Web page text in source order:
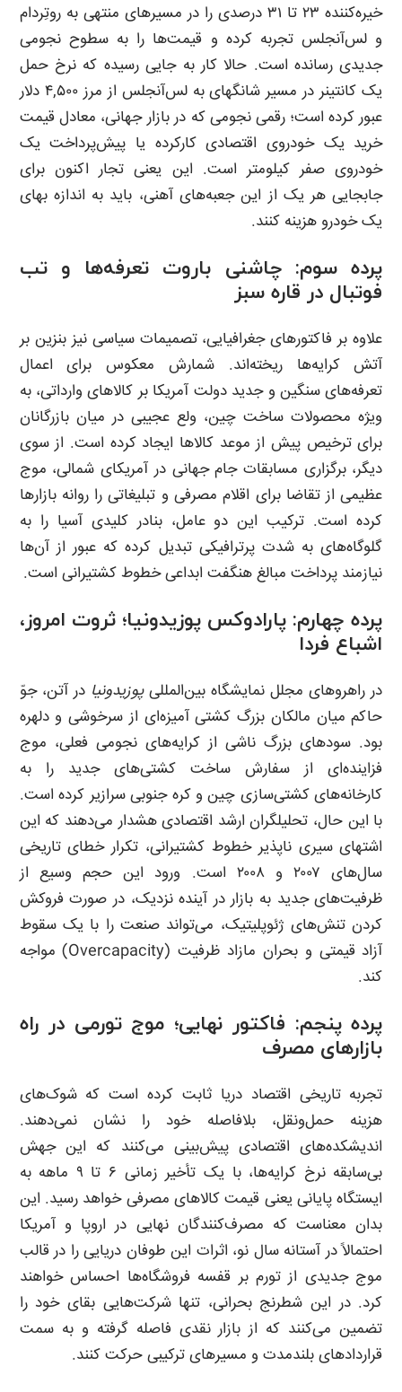
خیره‌کننده ۲۳ تا ۳۱ درصدی را در مسیرهای منتهی به روتِردام
و لس‌آنجلس تجربه کرده و قیمت‌ها را به سطوح نجومی
جدیدی رسانده است. حالا کار به جایی رسیده که نرخ حمل
یک کانتینر در مسیر شانگهای به لس‌آنجلس از مرز ۴,۵۰۰ دلار
عبور کرده است؛ رقمی نجومی که در بازار جهانی، معادل قیمت
خرید یک خودروی اقتصادی کارکرده یا پیش‌پرداخت یک
خودروی صفر کیلومتر است. این یعنی تجار اکنون برای
جابجایی هر یک از این جعبه‌های آهنی، باید به اندازه بهای
یک خودرو هزینه کنند.
پرده سوم: چاشنی باروت تعرفه‌ها و تب
فوتبال در قاره سبز
علاوه بر فاکتورهای جغرافیایی، تصمیمات سیاسی نیز بنزین بر
آتش کرایه‌ها ریخته‌اند. شمارش معکوس برای اعمال
تعرفه‌های سنگین و جدید دولت آمریکا بر کالاهای وارداتی، به
ویژه محصولات ساخت چین، ولع عجیبی در میان بازرگانان
برای ترخیص پیش از موعد کالاها ایجاد کرده است. از سوی
دیگر، برگزاری مسابقات جام جهانی در آمریکای شمالی، موج
عظیمی از تقاضا برای اقلام مصرفی و تبلیغاتی را روانه بازارها
کرده است. ترکیب این دو عامل، بنادر کلیدی آسیا را به
گلوگاه‌های به شدت پرترافیکی تبدیل کرده که عبور از آن‌ها
نیازمند پرداخت مبالغ هنگفت ابداعی خطوط کشتیرانی است.
پرده چهارم: پارادوکس پوزیدونیا؛ ثروت امروز،
اشباع فردا
در راهروهای مجلل نمایشگاه بین‌المللیپوزیدونیا در آتن، جوّ
حاکم میان مالکان بزرگ کشتی آمیزه‌ای از سرخوشی و دلهره
بود. سودهای بزرگ ناشی از کرایه‌های نجومی فعلی، موج
فزاینده‌ای از سفارش ساخت کشتی‌های جدید را به
کارخانه‌های کشتی‌سازی چین و کره جنوبی سرازیر کرده است.
با این حال، تحلیلگران ارشد اقتصادی هشدار می‌دهند که این
اشتهای سیری ناپذیر خطوط کشتیرانی، تکرار خطای تاریخی
سال‌های ۲۰۰۷ و ۲۰۰۸ است. ورود این حجم وسیع از
ظرفیت‌های جدید به بازار در آینده نزدیک، در صورت فروکش
کردن تنش‌های ژئوپلیتیک، می‌تواند صنعت را با یک سقوط
آزاد قیمتی و بحران مازاد ظرفیت (Overcapacity) مواجه
کند.
پرده پنجم: فاکتور نهایی؛ موج تورمی در راه
بازارهای مصرف
تجربه تاریخی اقتصاد دریا ثابت کرده است که شوک‌های
هزینه حمل‌ونقل، بلافاصله خود را نشان نمی‌دهند.
اندیشکده‌های اقتصادی پیش‌بینی می‌کنند که این جهش
بی‌سابقه نرخ کرایه‌ها، با یک تأخیر زمانی ۶ تا ۹ ماهه به
ایستگاه پایانی یعنی قیمت کالاهای مصرفی خواهد رسید. این
بدان معناست که مصرف‌کنندگان نهایی در اروپا و آمریکا
احتمالاً در آستانه سال نو، اثرات این طوفان دریایی را در قالب
موج جدیدی از تورم بر قفسه فروشگاه‌ها احساس خواهند
کرد. در این شطرنج بحرانی، تنها شرکت‌هایی بقای خود را
تضمین می‌کنند که از بازار نقدی فاصله گرفته و به سمت
قراردادهای بلندمدت و مسیرهای ترکیبی حرکت کنند.